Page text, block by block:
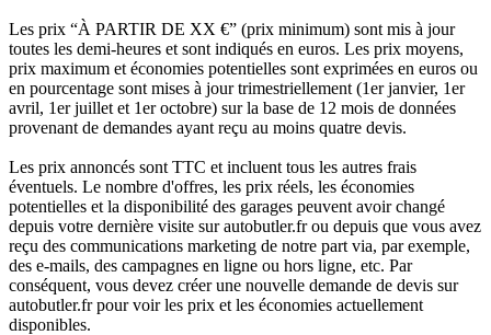
Les prix “À PARTIR DE XX €” (prix minimum) sont mis à jour
toutes les demi-heures et sont indiqués en euros. Les prix moyens,
prix maximum et économies potentielles sont exprimées en euros ou
en pourcentage sont mises à jour trimestriellement (1er janvier, 1er
avril, 1er juillet et 1er octobre) sur la base de 12 mois de données
provenant de demandes ayant reçu au moins quatre devis.
Les prix annoncés sont TTC et incluent tous les autres frais
éventuels. Le nombre d'offres, les prix réels, les économies
potentielles et la disponibilité des garages peuvent avoir changé
depuis votre dernière visite sur autobutler.fr ou depuis que vous avez
reçu des communications marketing de notre part via, par exemple,
des e-mails, des campagnes en ligne ou hors ligne, etc. Par
conséquent, vous devez créer une nouvelle demande de devis sur
autobutler.fr pour voir les prix et les économies actuellement
disponibles.